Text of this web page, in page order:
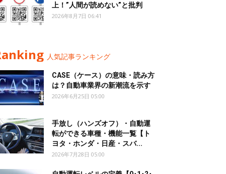
上！”人間が読めない”と批判
2026年8月7日 06:41
人気記事ランキング
CASE（ケース）の意味・読み方
は？自動車業界の新潮流を示す
2026年6月25日 05:00
手放し（ハンズオフ）・自動運
転ができる車種・機能一覧【ト
ヨタ・ホンダ・日産・スバ...
2026年7月28日 05:00